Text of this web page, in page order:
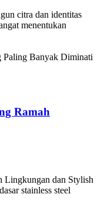
citra dan identitas
menentukan
Ramah
Lingkungan dan Stylish
stainless steel